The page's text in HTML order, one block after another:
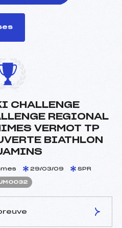
CHALLENGE
REGIONAL
VERMOT TP
BIATHLON
29/03/09 SPR